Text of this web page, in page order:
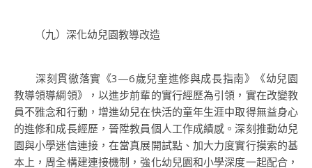
（九）深化幼兒園教導改造
深刻貫徹落實《3—6歲兒童進修與成長指南》《幼兒園
教導領導綱領》，以進步前輩的實行經歷為引領，實在改變教
員不雅念和行動，增進幼兒在快活的童年生涯中取得無益身心
的進修和成長經歷，晉陞教員個人工作成績感。深刻推動幼兒
園與小學迷信連接，在當真展開試點、加大力度實行摸索的基
本上，周全構建連接機制，強化幼兒園和小學深度一起配合，